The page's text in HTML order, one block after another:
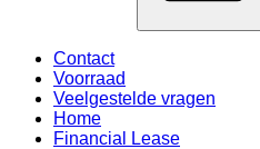
Contact
Voorraad
Veelgestelde vragen
Home
Financial Lease